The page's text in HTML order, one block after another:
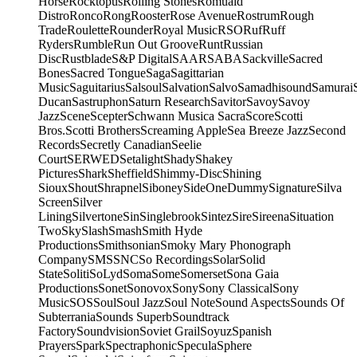
DistroRoncoRongRoosterRose AvenueRostrumRough
TradeRouletteRounderRoyal MusicRSORufRuff
RydersRumbleRun Out GrooveRuntRussian
DiscRustbladeS&P DigitalSAARSABASackvilleSacred
BonesSacred TongueSagaSagittarian
MusicSaguitariusSalsoulSalvationSalvoSamadhisoundSamurai
DucanSastruphonSaturn ResearchSavitorSavoySavoy
JazzSceneScepterSchwann Musica SacraScoreScotti
Bros.Scotti BrothersScreaming AppleSea Breeze JazzSecond
RecordsSecretly CanadianSeelie
CourtSERWEDSetalightShadyShakey
PicturesSharkSheffieldShimmy-DiscShining
SiouxShoutShrapnelSiboneySideOneDummySignatureSilva
ScreenSilver
LiningSilvertoneSinSinglebrookSintezSireSireenaSituation
TwoSkySlashSmashSmith Hyde
ProductionsSmithsonianSmoky Mary Phonograph
CompanySMSSNCSo RecordingsSolarSolid
StateSolitiSoLydSomaSomeSomersetSona Gaia
ProductionsSonetSonovoxSonySony ClassicalSony
MusicSOSSoulSoul JazzSoul NoteSound AspectsSounds Of
SubterraniaSounds SuperbSoundtrack
FactorySoundvisionSoviet GrailSoyuzSpanish
PrayersSparkSpectraphonicSpeculaSphere